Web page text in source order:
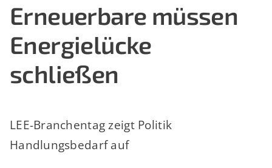
Erneuerbare müssen
Energielücke
schließen
LEE-Branchentag zeigt Politik
Handlungsbedarf auf